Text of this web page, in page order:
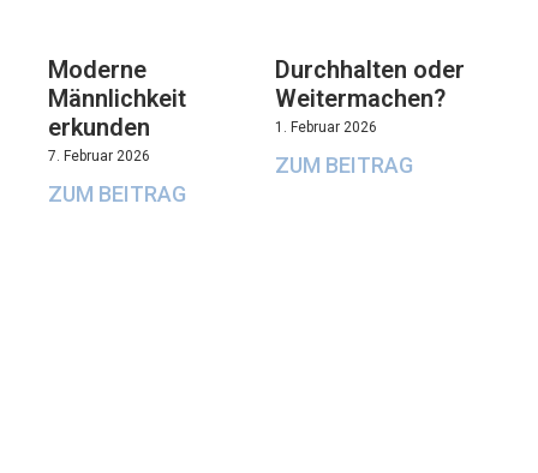
Moderne
Männlichkeit
erkunden
7. Februar 2026
ZUM BEITRAG
Durchhalten oder
Weitermachen?
1. Februar 2026
ZUM BEITRAG